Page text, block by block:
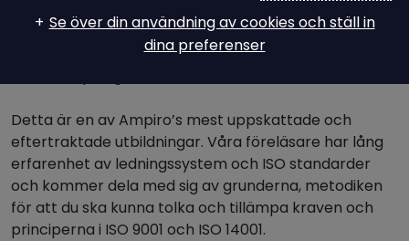
Våra föreläsare har lång erfarenhet av
ledningssystem och kommer utbilda dig kring tolkning
Detta är en av Ampiro’s mest uppskattade och
eftertraktade utbildningar. Våra föreläsare har lång
erfarenhet av ledningssystem och ISO standarder
och kommer dela med sig av grunderna, metodiken
för att du ska kunna tolka och tillämpa kraven och
principerna i ISO 9001 och ISO 14001.
Se över din användning av cookies och ställ in
dina preferenser